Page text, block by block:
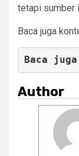
tetapi sumber
Baca juga
Baca
Author